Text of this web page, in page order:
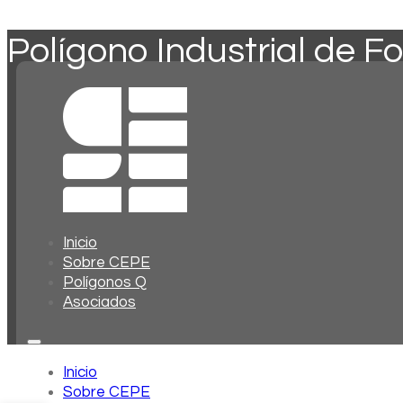
Inicio
Sobre CEPE
Polígonos Q
Asociados
Inicio
Sobre CEPE
Polígono Industrial de